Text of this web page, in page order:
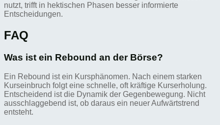
nutzt, trifft in hektischen Phasen besser informierte
Entscheidungen.
FAQ
Was ist ein Rebound an der Börse?
Ein Rebound ist ein Kursphänomen. Nach einem starken
Kurseinbruch folgt eine schnelle, oft kräftige Kurserholung.
Entscheidend ist die Dynamik der Gegenbewegung. Nicht
ausschlaggebend ist, ob daraus ein neuer Aufwärtstrend
entsteht.